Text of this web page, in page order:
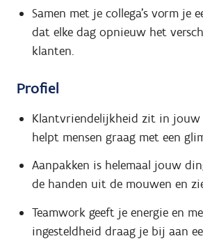
Samen met je collega's vorm je
dat elke dag opnieuw het
klanten.
Profiel
Klantvriendelijkheid zit in
helpt mensen graag met een
Aanpakken is helemaal jouw
de handen uit de mouwen en
Teamwork geeft je energie en
ingesteldheid draag je bij aan